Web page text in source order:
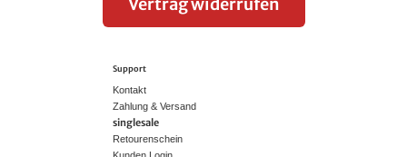
Support
Kontakt
Zahlung & Versand
singlesale
Retourenschein